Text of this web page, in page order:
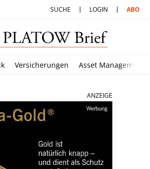
SUCHE LOGIN ABO
Versicherungen Asset Management
ANZEIGE